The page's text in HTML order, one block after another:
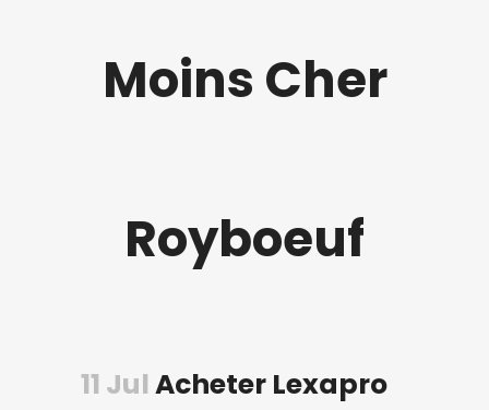
Moins Cher
Royboeuf
11 Jul Acheter Lexapro